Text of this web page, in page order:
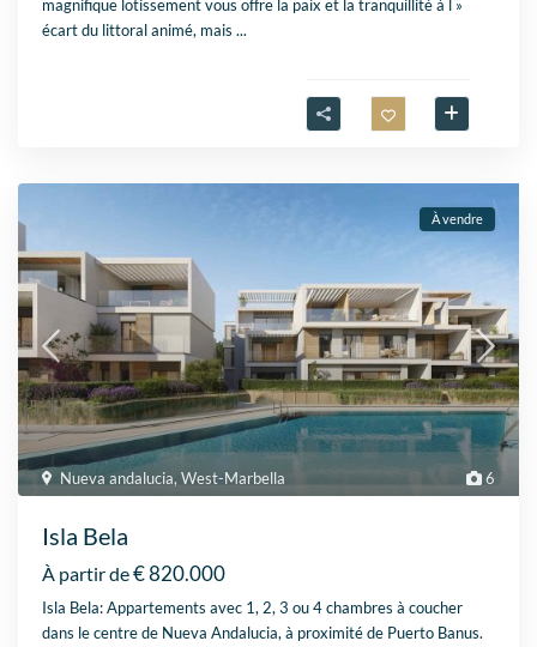
magnifique lotissement vous offre la paix et la tranquillité à l »
écart du littoral animé, mais...
6
Nueva andalucia,West-Marbella
À vendre
Isla Bela
À partir de€ 820.000
Isla Bela: Appartements avec 1, 2, 3 ou 4 chambres à coucher
dans le centre de Nueva Andalucia, à proximité de Puerto Banus.